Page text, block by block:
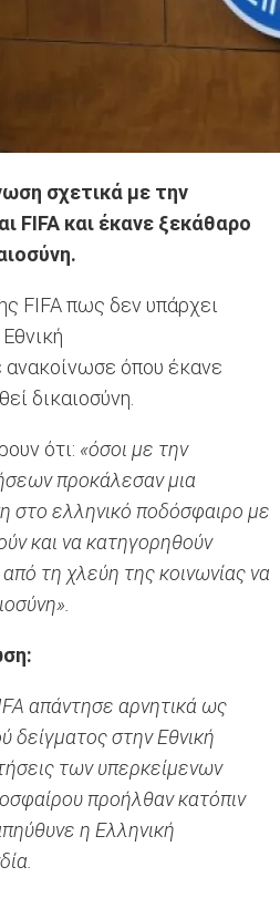
σχετικά με την
FIFA και έκανε ξεκάθαρο
FIFA πως δεν υπάρχει
όπου έκανε
δικαιοσύνη.
ότι: «όσοι με την
προκάλεσαν μια
ελληνικό ποδόσφαιρο με
και να κατηγορηθούν
τη χλεύη της κοινωνίας να
απάντησε αρνητικά ως
δείγματος στην Εθνική
των υπερκείμενων
προήλθαν κατόπιν
η Ελληνική